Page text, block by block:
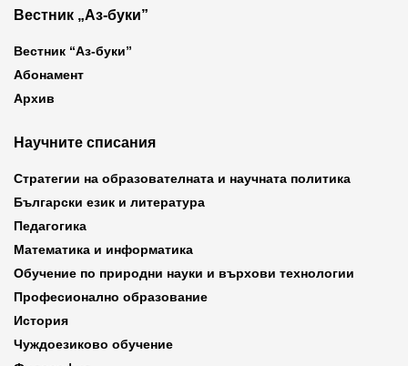
Вестник „Аз-буки”
Вестник “Аз-буки”
Абонамент
Архив
Научните списания
Стратегии на образователната и научната политика
Български език и литература
Педагогика
Математика и информатика
Обучение по природни науки и върхови технологии
Професионално образование
История
Чуждоезиково обучение